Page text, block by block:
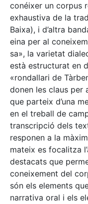
conéixer un corpus
exhaustiva de la
Baixa), i d’altra
eina per al
sa», la varietat
està estructurat en
«rondallari de
donen les claus per
que parteix d’una
en el treball de
transcripció dels
responen a la
mateix es focalitza
destacats que
coneixement del
són els elements
narrativa oral i els